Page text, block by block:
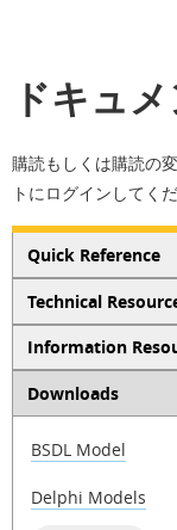
ドキュ
購読もしくは購読の
トにログインしてく
Quick Reference
Technical
Information
Downloads
BSDL Model
Delphi Models